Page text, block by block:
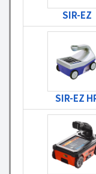
SIR-EZ
SIR-EZ